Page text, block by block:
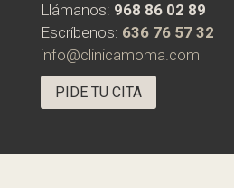
Llámanos: 968 86 02 89
Escríbenos: 636 76 57 32
info@clinicamoma.com
PIDE TU CITA